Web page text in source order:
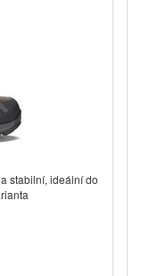
stabilní, ideální do